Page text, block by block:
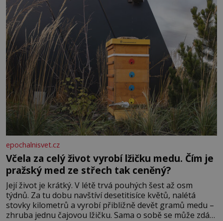
epochalnisvet.cz
Včela za celý život vyrobí lžičku medu. Čím je
pražský med ze střech tak ceněný?
Její život je krátký. V létě trvá pouhých šest až osm
týdnů. Za tu dobu navštíví desetitisíce květů, nalétá
stovky kilometrů a vyrobí přibližně devět gramů medu –
zhruba jednu čajovou lžičku. Sama o sobě se může zdát